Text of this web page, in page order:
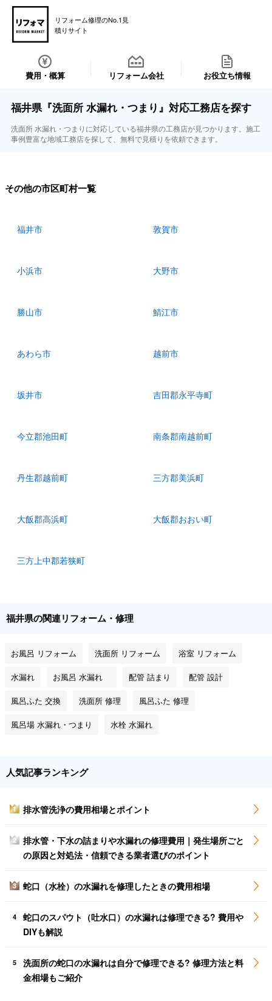
リフォーム修理のNo.1見
積りサイト
費用・概算 リフォーム会社 お役立ち情報
福井県『洗面所 水漏れ・つまり』対応工務店を探す
洗面所 水漏れ・つまりに対応している福井県の工務店が見つかります。施工
事例豊富な地域工務店を探して、無料で見積りを依頼できます。
その他の市区町村一覧
福井市 敦賀市
小浜市 大野市
勝山市 鯖江市
あわら市 越前市
坂井市 吉田郡永平寺町
今立郡池田町 南条郡南越前町
丹生郡越前町 三方郡美浜町
大飯郡高浜町 大飯郡おおい町
三方上中郡若狭町
福井県の関連リフォーム・修理
お風呂 リフォーム 洗面所 リフォーム 浴室 リフォーム
水漏れ お風呂 水漏れ 配管 詰まり 配管 設計
風呂ふた 交換 洗面所 修理 風呂ふた 修理
風呂場 水漏れ・つまり 水栓 水漏れ
人気記事ランキング
1 排水管洗浄の費用相場とポイント
2
排水管・下水の詰まりや水漏れの修理費用｜発生場所ごと
の原因と対処法・信頼できる業者選びのポイント
3 蛇口（水栓）の水漏れを修理したときの費用相場
4
蛇口のスパウト（吐水口）の水漏れは修理できる? 費用や
DIYも解説
5
洗面所の蛇口の水漏れは自分で修理できる? 修理方法と料
金相場もご紹介